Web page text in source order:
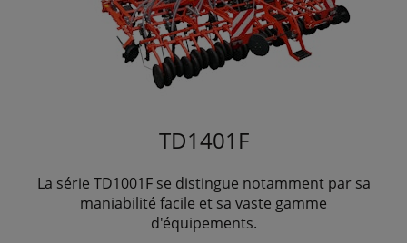
TD1401F
La série TD1001F se distingue notamment par sa
maniabilité facile et sa vaste gamme
d'équipements.